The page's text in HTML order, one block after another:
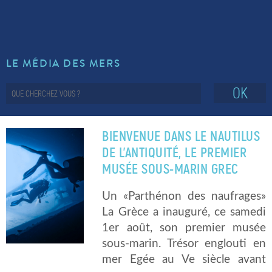
LE MÉDIA DES MERS
OK
BIENVENUE DANS LE NAUTILUS
DE L’ANTIQUITÉ, LE PREMIER
MUSÉE SOUS-MARIN GREC
Un «Parthénon des naufrages»
La Grèce a inauguré, ce samedi
1er août, son premier musée
sous-marin. Trésor englouti en
mer Egée au Ve siècle avant